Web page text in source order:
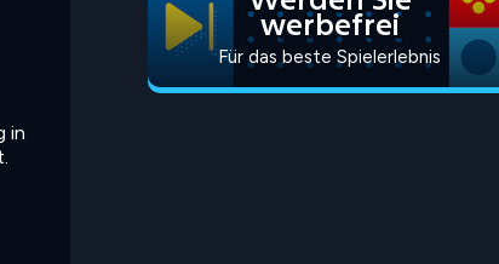
in
werbefrei
Für das beste Spielerlebnis